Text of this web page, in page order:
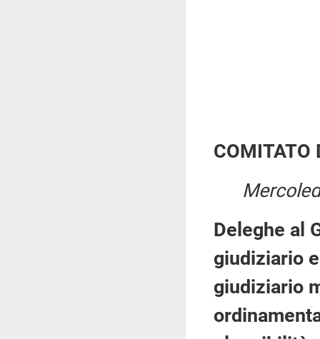
COMITATO
Deleghe al
giudiziario
giudiziario